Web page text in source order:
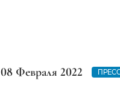
08 Февраля 2022